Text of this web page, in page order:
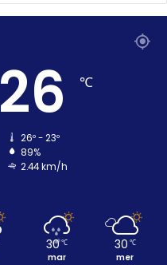
26 ℃
26º - 23º
89%
2.44 km/h
30 ℃
mar
30 ℃
mer